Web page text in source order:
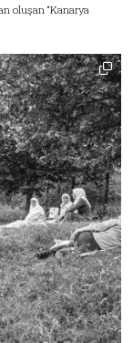
oluşan “Kanarya